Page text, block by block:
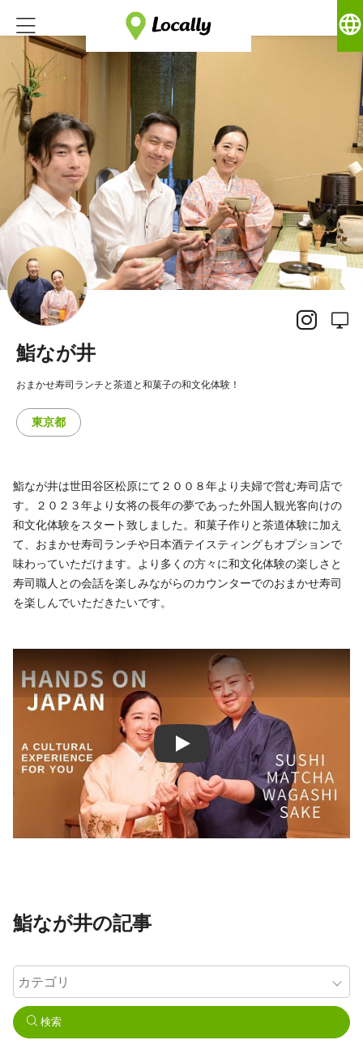
language
鮨なが井
おまかせ寿司ランチと茶道と和菓子の和文化体験！
東京都
鮨なが井は世田谷区松原にて２００８年より夫婦で営む寿司店で
す。２０２３年より女将の長年の夢であった外国人観光客向けの
和文化体験をスタート致しました。和菓子作りと茶道体験に加え
て、おまかせ寿司ランチや日本酒テイスティングもオプションで
味わっていただけます。より多くの方々に和文化体験の楽しさと
寿司職人との会話を楽しみながらのカウンターでのおまかせ寿司
を楽しんでいただきたいです。
鮨なが井の記事
検索